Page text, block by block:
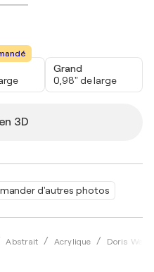
d'autres photos
Abstrait Acrylique Doris
Grand
0,98" de large
3D